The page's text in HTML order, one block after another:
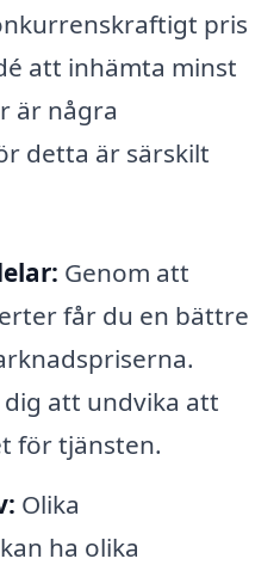
pris
att inhämta minst
är några
detta är särskilt
Genom att
får du en bättre
att undvika att
för tjänsten.
Olika
ha olika